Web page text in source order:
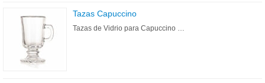
Tazas Capuccino
Tazas de Vidrio para Capuccino …